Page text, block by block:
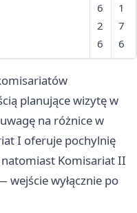
6
2
6
1
7
6
planujące wizytę w
na różnice w
I oferuje pochylnię
Komisariat II
wyłącznie po